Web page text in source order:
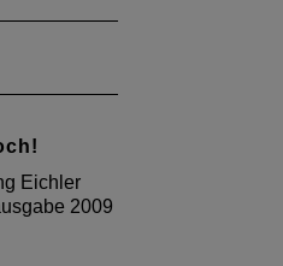
Eichler
2009